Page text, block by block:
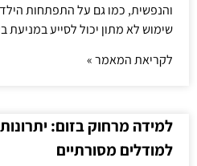
והנפשית, כמו גם על התפתחות
שימוש לא מתון יכול לסייע במניעת
לקריאת המאמר »
למידה מרחוק בזום:
למודלים מסורתיים